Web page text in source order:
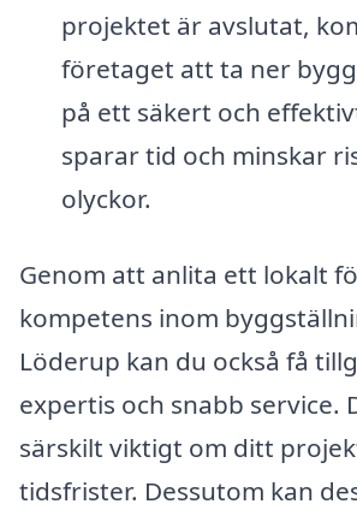
projektet är avslutat,
företaget att ta ner
på ett säkert och
sparar tid och minskar
olyckor.
Genom att anlita ett lokalt
kompetens inom
Löderup kan du också få
expertis och snabb service.
särskilt viktigt om ditt
tidsfrister. Dessutom kan